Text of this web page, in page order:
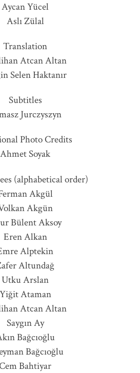
Aycan Yücel
Aslı Zülal
Translation
Atcan Altan
Selen Haktanır
Subtitles
Jurczyszyn
Photo Credits
Ahmet Soyak
(alphabetical order)
Akgül
Akgün
Bülent Aksoy
Eren Alkan
Alptekin
Altundağ
Utku Arslan
Yiğit Ataman
Atcan Altan
Saygın Ay
Bağcıoğlu
Bağcıoğlu
Bahtiyar